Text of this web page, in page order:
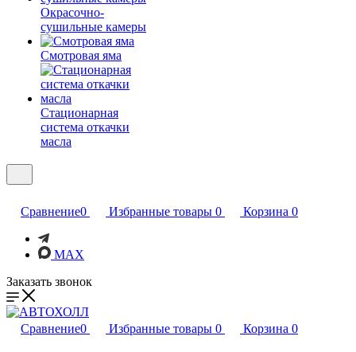
Окрасочно-
сушильные камеры
Смотровая яма
Стационарная
система откачки
масла
Сравнение0 Избранные товары 0 Корзина 0
MAX
Заказать звонок
Сравнение0 Избранные товары 0 Корзина 0